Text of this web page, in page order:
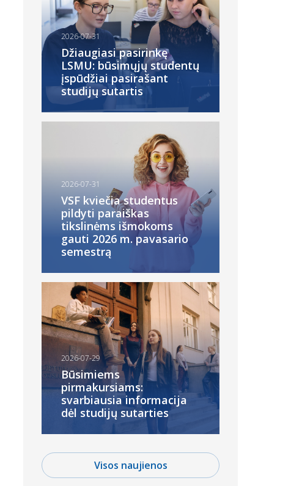
2026-07-31
Džiaugiasi pasirinkę
LSMU: būsimųjų studentų
įspūdžiai pasirašant
studijų sutartis
2026-07-31
VSF kviečia studentus
pildyti paraiškas
tikslinėms išmokoms
gauti 2026 m. pavasario
semestrą
2026-07-29
Būsimiems
pirmakursiams:
svarbiausia informacija
dėl studijų sutarties
Visos naujienos